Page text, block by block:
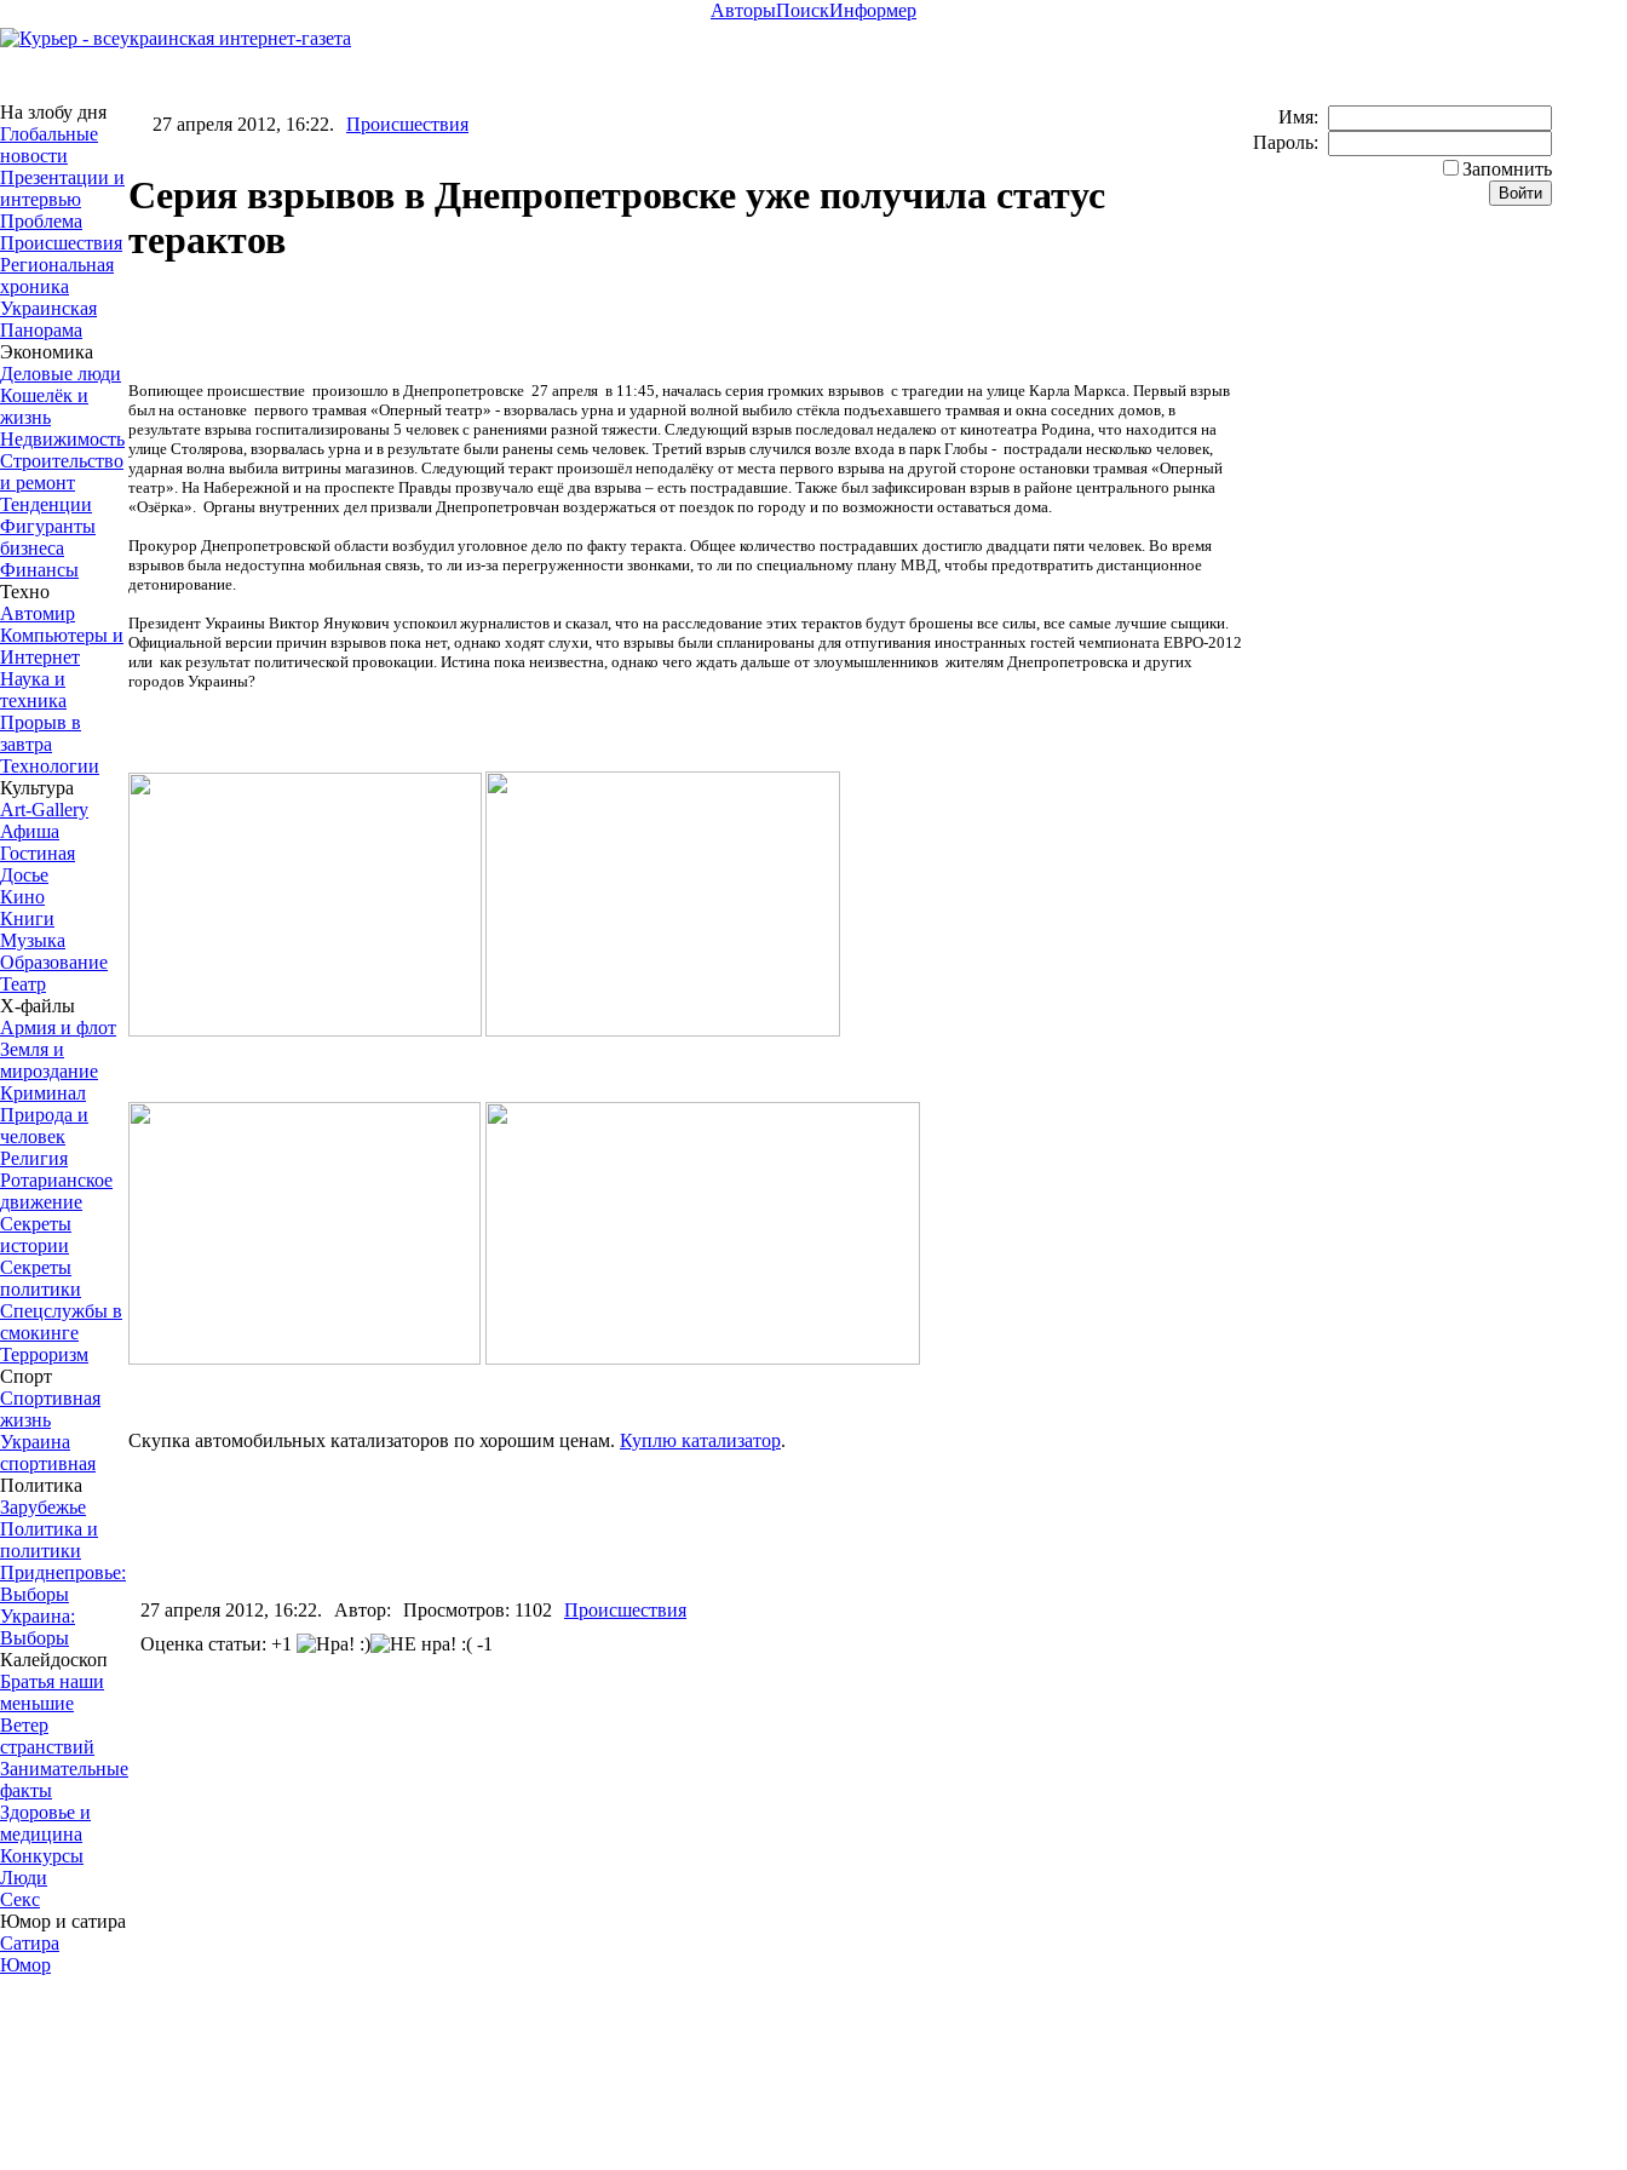
АвторыПоискИнформер
На злобу дня
Глобальные
новости
Презентации и
интервью
Проблема
Происшествия
Региональная
хроника
Украинская
Панорама
Экономика
Деловые люди
Кошелёк и
жизнь
Недвижимость
Строительство
и ремонт
Тенденции
Фигуранты
бизнеса
Финансы
Техно
Автомир
Компьютеры и
Интернет
Наука и
техника
Прорыв в
завтра
Технологии
Культура
Art-Gallery
Афиша
Гостиная
Досье
Кино
Книги
Музыка
Образование
Театр
Х-файлы
Армия и флот
Земля и
мироздание
Криминал
Природа и
человек
Религия
Ротарианское
движение
Секреты
истории
Секреты
политики
Спецслужбы в
смокинге
Терроризм
Спорт
Спортивная
жизнь
Украина
спортивная
Политика
Зарубежье
Политика и
политики
Приднепровье:
Выборы
Украина:
Выборы
Калейдоскоп
Братья наши
меньшие
Ветер
странствий
Занимательные
факты
Здоровье и
медицина
Конкурсы
Люди
Секс
Юмор и сатира
Сатира
Юмор
27 апреля 2012, 16:22. Происшествия
Серия взрывов в Днепропетровске уже получила статус
терактов
Вопиющее происшествие произошло в Днепропетровске 27 апреля в 11:45, началась серия громких взрывов с трагедии на улице Карла Маркса. Первый взрыв
был на остановке первого трамвая «Оперный театр» - взорвалась урна и ударной волной выбило стёкла подъехавшего трамвая и окна соседних домов, в
результате взрыва госпитализированы 5 человек с ранениями разной тяжести. Следующий взрыв последовал недалеко от кинотеатра Родина, что находится на
улице Столярова, взорвалась урна и в результате были ранены семь человек. Третий взрыв случился возле входа в парк Глобы - пострадали несколько человек,
ударная волна выбила витрины магазинов. Следующий теракт произошёл неподалёку от места первого взрыва на другой стороне остановки трамвая «Оперный
театр». На Набережной и на проспекте Правды прозвучало ещё два взрыва – есть пострадавшие. Также был зафиксирован взрыв в районе центрального рынка
«Озёрка». Органы внутренних дел призвали Днепропетровчан воздержаться от поездок по городу и по возможности оставаться дома.
Прокурор Днепропетровской области возбудил уголовное дело по факту теракта. Общее количество пострадавших достигло двадцати пяти человек. Во время
взрывов была недоступна мобильная связь, то ли из-за перегруженности звонками, то ли по специальному плану МВД, чтобы предотвратить дистанционное
детонирование.
Президент Украины Виктор Янукович успокоил журналистов и сказал, что на расследование этих терактов будут брошены все силы, все самые лучшие сыщики.
Официальной версии причин взрывов пока нет, однако ходят слухи, что взрывы были спланированы для отпугивания иностранных гостей чемпионата ЕВРО-2012
или как результат политической провокации. Истина пока неизвестна, однако чего ждать дальше от злоумышленников жителям Днепропетровска и других
городов Украины?
Скупка автомобильных катализаторов по хорошим ценам. Куплю катализатор.
27 апреля 2012, 16:22. Автор: Просмотров: 1102
Происшествия
Оценка статьи: +1
-1
Имя:
Пароль:
Запомнить